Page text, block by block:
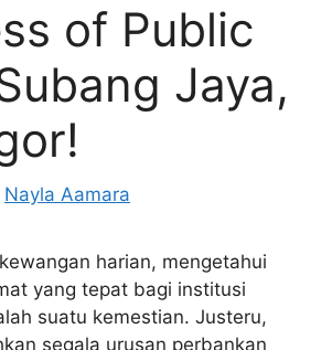
of Public
Jaya,
Nayla Aamara
harian, mengetahui
yang tepat bagi institusi
suatu kemestian. Justeru,
segala urusan perbankan